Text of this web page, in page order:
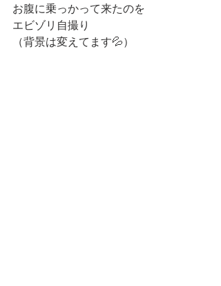
お腹に乗っかって来たのを
エビゾリ自撮り
（背景は変えてます💦）